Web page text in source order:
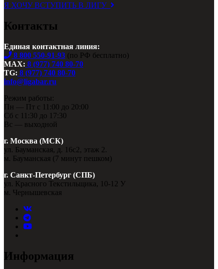
Я ХОЧУ ВСТУПИТЬ В ЛИГУ
Контакты
Единая контактная линия:
8 800 550-91-93 (по РФ бесплатно)
MAX: 8 (977) 740 80-70
TG: 8 (977) 740 80-70
info@ligabar.ru
Режим работы:
Пн — Пт с 11:00 до 20:00
Сб с 11:30 до 17:30
Вс — выходной
г. Москва (МСК)
ул. Бауманская, д. 16с2, этаж 2.
м. Бауманская (7 минут пешком)
г. Санкт-Петербург (СПБ)
ул. Красного Текстильщика, 10-12 У
м. Чернышевская
Информация